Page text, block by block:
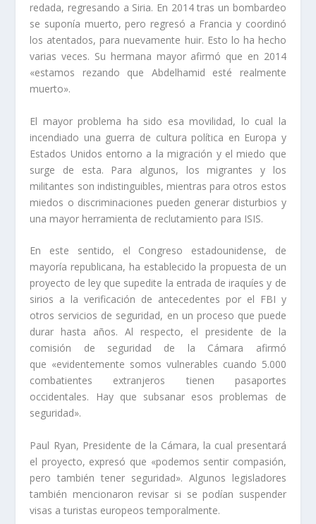
redada, regresando a Siria. En 2014 tras un bombardeo
se suponía muerto, pero regresó a Francia y coordinó
los atentados, para nuevamente huir. Esto lo ha hecho
varias veces. Su hermana mayor afirmó que en 2014
«estamos rezando que Abdelhamid esté realmente
muerto».
El mayor problema ha sido esa movilidad, lo cual la
incendiado una guerra de cultura política en Europa y
Estados Unidos entorno a la migración y el miedo que
surge de esta. Para algunos, los migrantes y los
militantes son indistinguibles, mientras para otros estos
miedos o discriminaciones pueden generar disturbios y
una mayor herramienta de reclutamiento para ISIS.
En este sentido, el Congreso estadounidense, de
mayoría republicana, ha establecido la propuesta de un
proyecto de ley que supedite la entrada de iraquíes y de
sirios a la verificación de antecedentes por el FBI y
otros servicios de seguridad, en un proceso que puede
durar hasta años. Al respecto, el presidente de la
comisión de seguridad de la Cámara afirmó
que «evidentemente somos vulnerables cuando 5.000
combatientes extranjeros tienen pasaportes
occidentales. Hay que subsanar esos problemas de
seguridad».
Paul Ryan, Presidente de la Cámara, la cual presentará
el proyecto, expresó que «podemos sentir compasión,
pero también tener seguridad». Algunos legisladores
también mencionaron revisar si se podían suspender
visas a turistas europeos temporalmente.